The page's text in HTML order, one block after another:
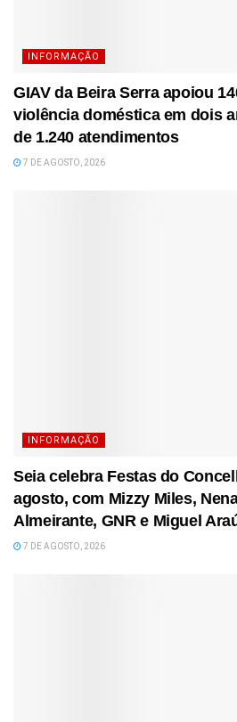
INFORMAÇÃO
GIAV da Beira Serra apoiou
violência doméstica em dois
de 1.240 atendimentos
7 DE AGOSTO, 2026
INFORMAÇÃO
Seia celebra Festas do
agosto, com Mizzy Miles,
Almeirante, GNR e Miguel
7 DE AGOSTO, 2026